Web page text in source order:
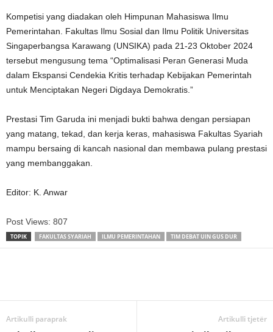
Kompetisi yang diadakan oleh Himpunan Mahasiswa Ilmu
Pemerintahan. Fakultas Ilmu Sosial dan Ilmu Politik Universitas
Singaperbangsa Karawang (UNSIKA) pada 21-23 Oktober 2024
tersebut mengusung tema “Optimalisasi Peran Generasi Muda
dalam Ekspansi Cendekia Kritis terhadap Kebijakan Pemerintah
untuk Menciptakan Negeri Digdaya Demokratis.”
Prestasi Tim Garuda ini menjadi bukti bahwa dengan persiapan
yang matang, tekad, dan kerja keras, mahasiswa Fakultas Syariah
mampu bersaing di kancah nasional dan membawa pulang prestasi
yang membanggakan.
Editor: K. Anwar
Post Views: 807
TOPIK FAKULTAS SYARIAH ILMU PEMERINTAHAN TIM DEBAT UIN GUS DUR
Artikulli paraprak Artikulli tjetër